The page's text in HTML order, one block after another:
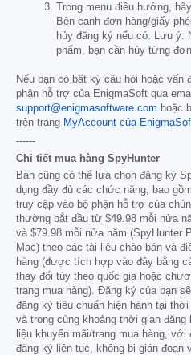
Trong menu điều hướng,
Bên cạnh đơn hàng/giấy
hủy đăng ký nếu có. Lưu ý:
phẩm, bạn cần hủy từng
Nếu bạn có bất kỳ câu hỏi hoặc vấn
phận hỗ trợ của EnigmaSoft qua
support@enigmasoftware.com hoặc
trên trang MyAccount của
------
Chi tiết mua hàng SpyHunter
Bạn cũng có thể lựa chọn đăng ký
dụng đầy đủ các chức năng, bao
truy cập vào bộ phận hỗ trợ của
thường bắt đầu từ $49.98 mỗi nửa
và $79.98 mỗi nửa năm (SpyHunter
Mac) theo các tài liệu chào bán và
hàng (được tích hợp vào đây bằng
thay đổi tùy theo quốc gia hoặc
trang mua hàng). Đăng ký của bạn sẽ
đăng ký tiêu chuẩn hiện hành tại
và trong cùng khoảng thời gian
liệu khuyến mãi/trang mua hàng,
đăng ký liên tục, không bị gián đoạn